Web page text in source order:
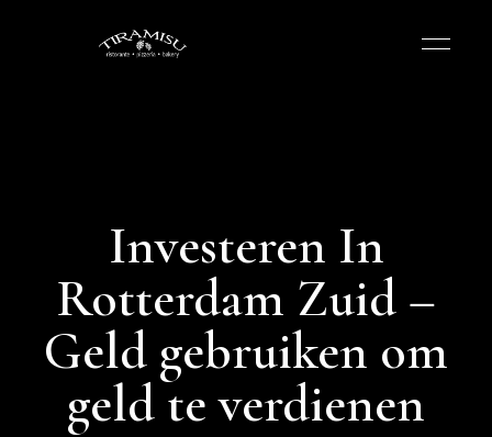
Investeren In
Rotterdam Zuid –
Geld gebruiken om
geld te verdienen